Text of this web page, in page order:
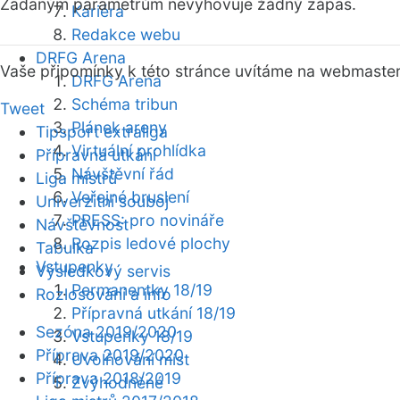
Kariéra
Redakce webu
DRFG Arena
DRFG Arena
Schéma tribun
Plánek areny
Virtuální prohlídka
Návštěvní řád
Veřejné bruslení
PRESS: pro novináře
Rozpis ledové plochy
Vstupenky
Permanentky 18/19
Přípravná utkání 18/19
Vstupenky 18/19
Uvolňování míst
Zvýhodněné
Zadaným parametrům nevyhovuje žádný zápas.
Vaše připomínky k této stránce uvítáme na webmaster
Tweet
Tipsport extraliga
Přípravná utkání
Liga mistrů
Univerzitní souboj
Návštěvnost
Tabulka
Výsledkový servis
Rozlosování a info
Sezóna 2019/2020
Příprava 2019/2020
Příprava 2018/2019